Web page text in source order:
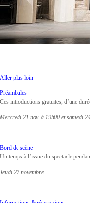
Aller plus loin
Préambules
Ces introductions gratuites, d’une
Mercredi 21 nov. à 19h00 et samedi
Bord de scène
Un temps à l’issue du spectacle
Jeudi 22 novembre.